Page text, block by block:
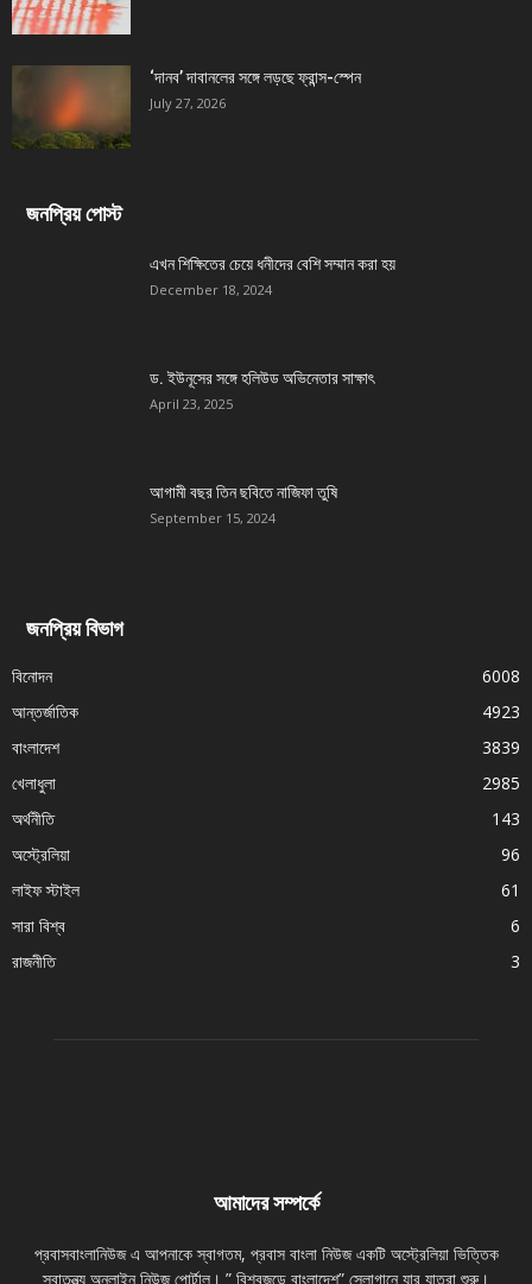
‘দানব’ দাবানলের সঙ্গে লড়ছে ফ্রান্স-স্পেন
July 27, 2026
জনপ্রিয় পোস্ট
এখন শিক্ষিতের চেয়ে ধনীদের বেশি সম্মান করা হয়
December 18, 2024
ড. ইউনূসের সঙ্গে হলিউড অভিনেতার সাক্ষাৎ
April 23, 2025
আগামী বছর তিন ছবিতে নাজিফা তুষি
September 15, 2024
জনপ্রিয় বিভাগ
বিনোদন
6008
আন্তর্জাতিক
4923
বাংলাদেশ
3839
খেলাধুলা
2985
অর্থনীতি
143
অস্ট্রেলিয়া
96
লাইফ স্টাইল
61
সারা বিশ্ব
6
রাজনীতি
3
আমাদের সম্পর্কে
প্রবাসবাংলানিউজ এ আপনাকে স্বাগতম, প্রবাস বাংলা নিউজ একটি অস্ট্রেলিয়া ভিত্তিক
স্বাতন্ত্র্য অনলাইন নিউজ পোর্টাল। ” বিশ্বজুড়ে বাংলাদেশ” স্লোগানে যার যাত্রা শুরু।